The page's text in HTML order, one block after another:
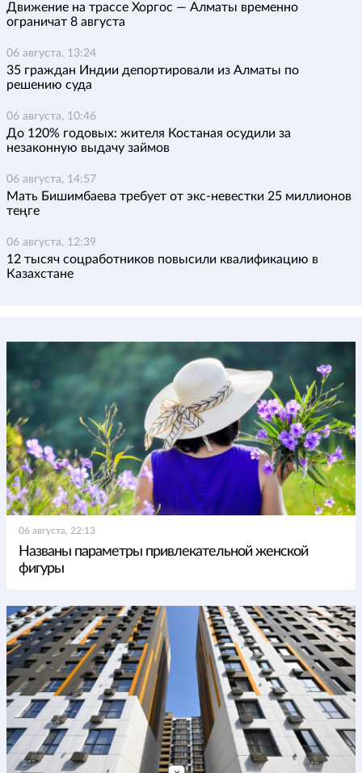
Движение на трассе Хоргос — Алматы временно
ограничат 8 августа
06 августа, 13:24
35 граждан Индии депортировали из Алматы по
решению суда
06 августа, 10:46
До 120% годовых: жителя Костаная осудили за
незаконную выдачу займов
06 августа, 14:57
Мать Бишимбаева требует от экс-невестки 25 миллионов
теңге
06 августа, 12:39
12 тысяч соцработников повысили квалификацию в
Казахстане
06 августа, 22:13
Названы параметры привлекательной женской
фигуры